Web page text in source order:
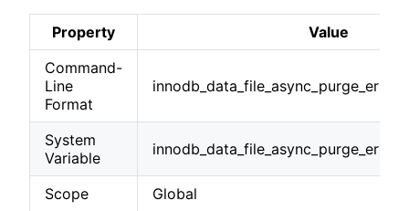
Property
Value
Command-
Line
Format
System
Variable
Scope
Global